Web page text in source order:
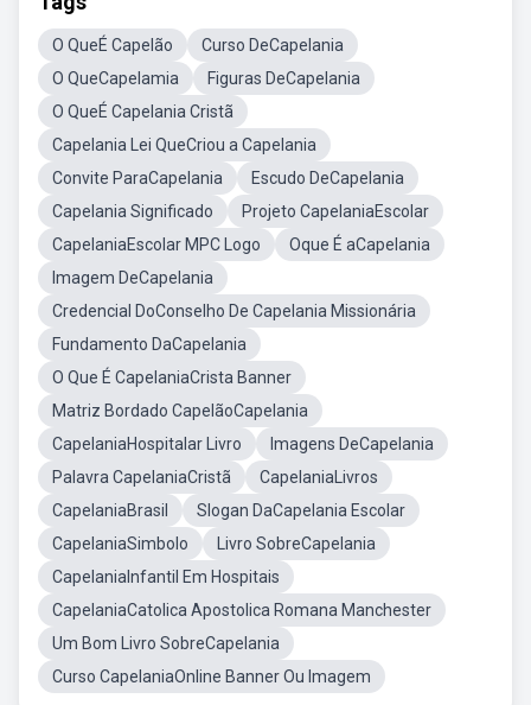
O QueÉ Capelão
Curso DeCapelania
O QueCapelamia
Figuras DeCapelania
O QueÉ Capelania Cristã
Capelania Lei QueCriou a Capelania
Convite ParaCapelania
Escudo DeCapelania
Capelania Significado
Projeto CapelaniaEscolar
CapelaniaEscolar MPC Logo
Oque É aCapelania
Imagem DeCapelania
Credencial DoConselho De Capelania Missionária
Fundamento DaCapelania
O Que É CapelaniaCrista Banner
Matriz Bordado CapelãoCapelania
CapelaniaHospitalar Livro
Imagens DeCapelania
Palavra CapelaniaCristã
CapelaniaLivros
CapelaniaBrasil
Slogan DaCapelania Escolar
CapelaniaSimbolo
Livro SobreCapelania
CapelaniaInfantil Em Hospitais
CapelaniaCatolica Apostolica Romana Manchester
Um Bom Livro SobreCapelania
Curso CapelaniaOnline Banner Ou Imagem